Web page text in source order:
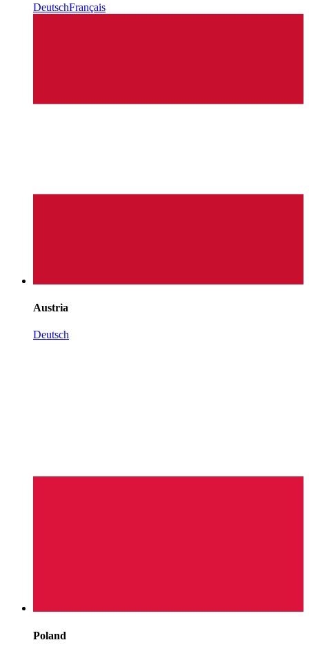
DeutschFrançais
Austria
Deutsch
Poland